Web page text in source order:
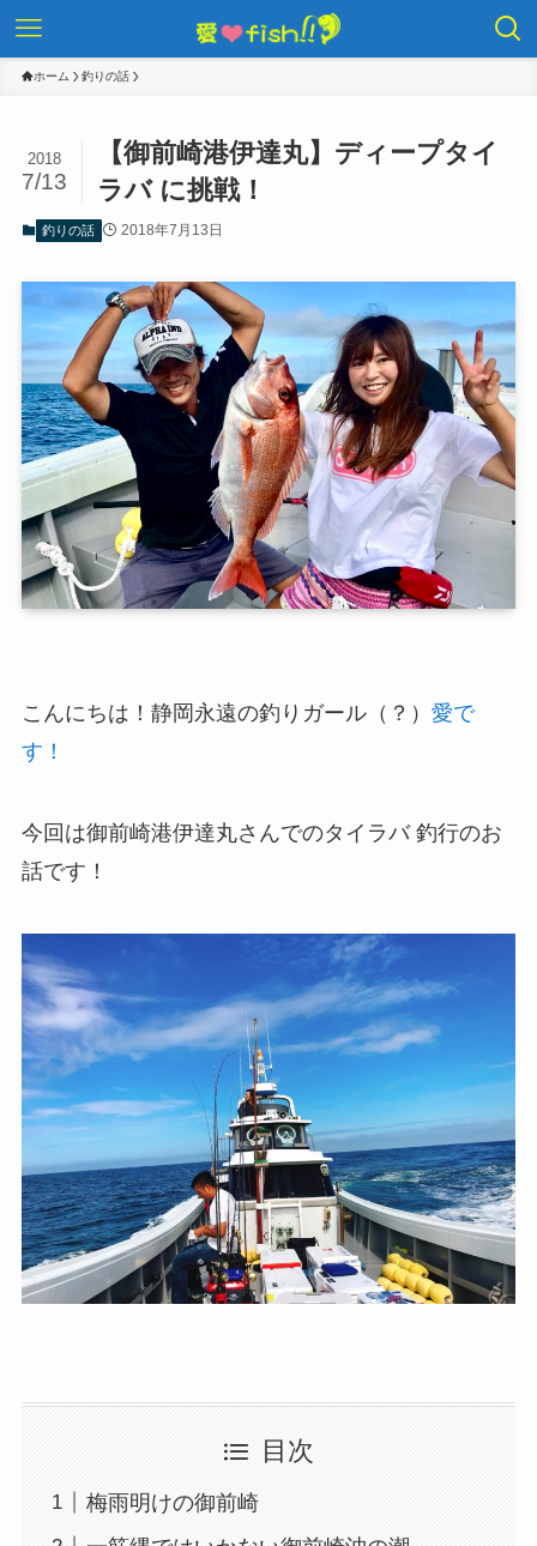
ホーム 釣りの話
【御前崎港伊達丸】ディープタイ
ラバ に挑戦！
2018
7/13
釣りの話 2018年7月13日
こんにちは！静岡永遠の釣りガール（？） 愛で
す！
今回は御前崎港伊達丸さんでのタイラバ 釣行のお
話です！
目次
梅雨明けの御前崎